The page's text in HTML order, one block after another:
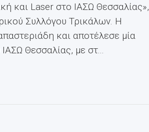
και Laser στο ΙΑΣΩ Θεσσαλίας»,
Συλλόγου Τρικάλων. Η
και αποτέλεσε μία
Θεσσαλίας, με στ...